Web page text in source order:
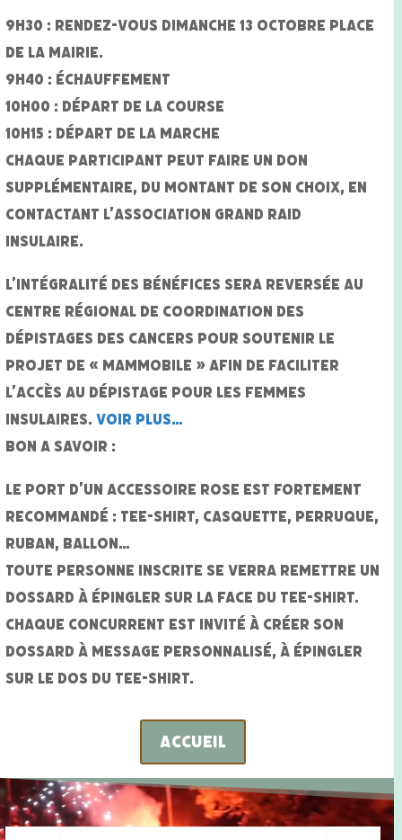
9H30 : RENDEZ-VOUS dimanche 13 octobre place
DE LA mairie.
9H40 : ÉCHAUFFEMENT
10H00 : DÉPART DE LA COURSE
10H15 : DÉPART DE LA MARCHE
Chaque participant peut faire un don
supplémentaire, du montant de son choix, en
contactant l’Association Grand Raid
Insulaire.
L’intégralité des bénéfices sera reversée au
centre régional de coordination des
dépistages des cancers pour soutenir le
projet de « Mammobile » afin de faciliter
l’accès au dépistage pour les femmes
insulaires. Voir plus…
BON A SAVOIR :
Le port d’un accessoire rose est fortement
recommandé : tee-shirt, casquette, perruque,
ruban, ballon…
Toute personne inscrite se verra remettre un
dossard à épingler sur la face du tee-shirt.
Chaque concurrent est invité à créer son
dossard à message personnalisé, à épingler
sur le dos du tee-shirt.
accueil
Lecteur
vidéo